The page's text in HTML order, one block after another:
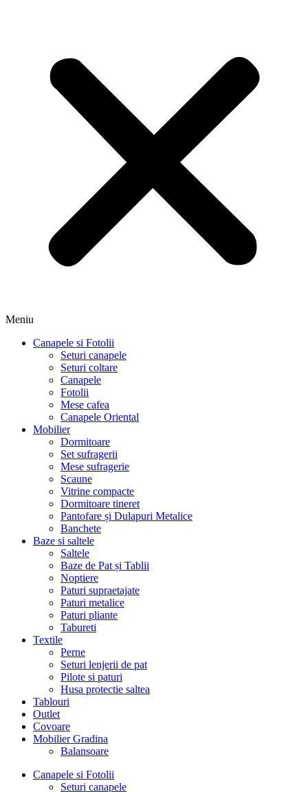
Meniu
Canapele si Fotolii
Seturi canapele
Seturi coltare
Canapele
Fotolii
Mese cafea
Canapele Oriental
Mobilier
Dormitoare
Set sufragerii
Mese sufragerie
Scaune
Vitrine compacte
Dormitoare tineret
Pantofare și Dulapuri Metalice
Banchete
Baze si saltele
Saltele
Baze de Pat și Tablii
Noptiere
Paturi supraetajate
Paturi metalice
Paturi pliante
Tabureti
Textile
Perne
Seturi lenjerii de pat
Pilote si paturi
Husa protectie saltea
Tablouri
Outlet
Covoare
Mobilier Gradina
Balansoare
Canapele si Fotolii
Seturi canapele